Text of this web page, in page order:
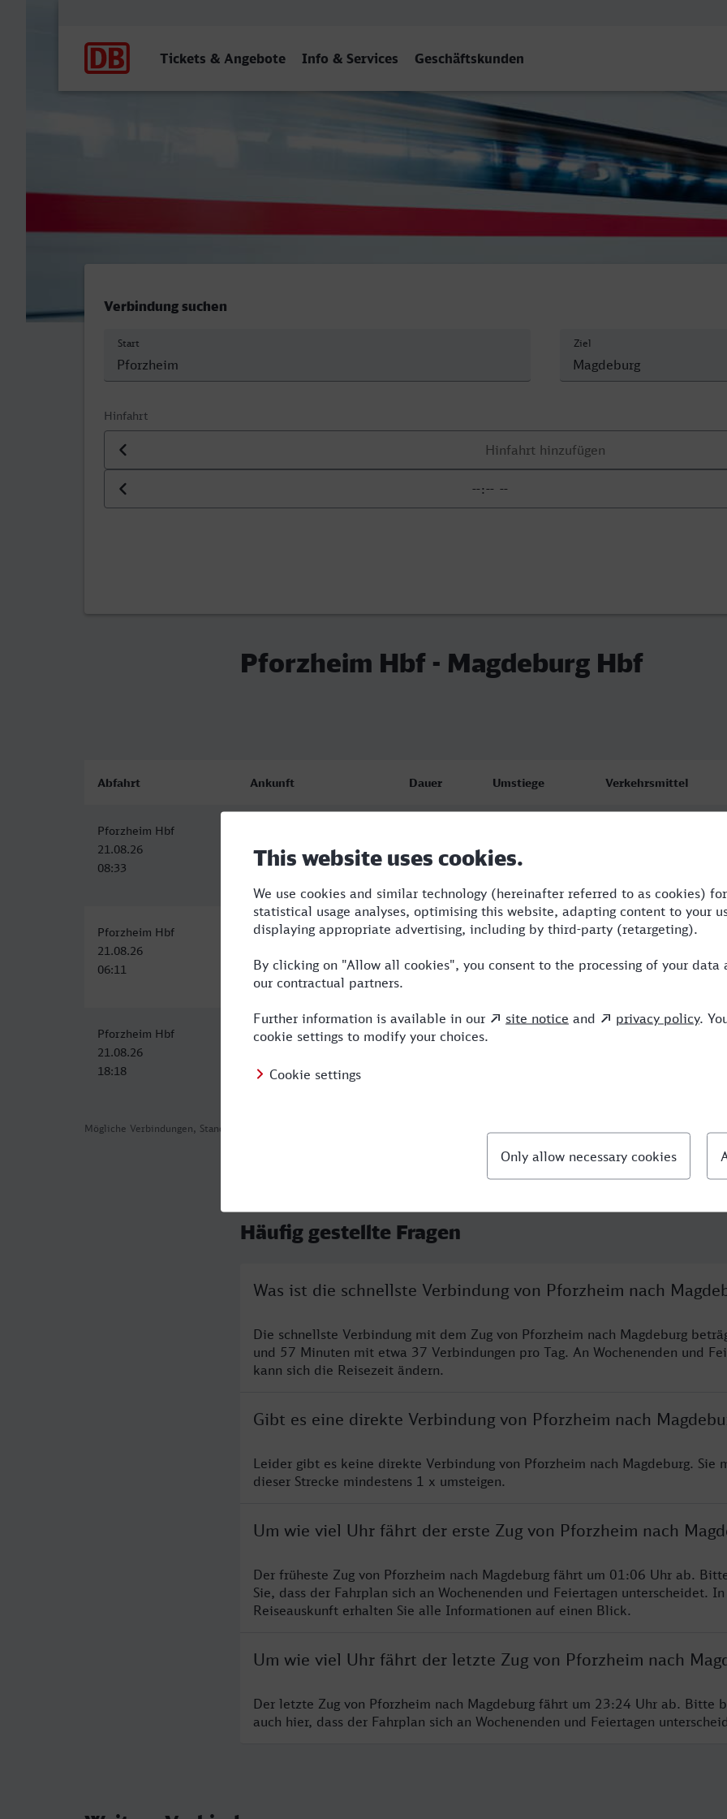
Tickets & Angebote Info & Services Geschäftskunden
Pforzheim Hbf - Magdeburg Hbf
Verbindung suchen
Start Ziel
Hinfahrt
Datum der Hinfahrt
Uhrzeit der Hinfahrt
Pforzheim Hbf - Magdeburg Hbf
Mögliche Verbindungen, Stand: 2026-08-07 03:36
Abfahrt Ankunft Dauer Umstiege Verkehrsmittel
Pforzheim Hbf
21.08.26
08:33
21.08.26
14:30
Pforzheim Hbf
21.08.26
06:11
Magdeburg Hbf
13:15
7:04 2 RE,ICE
Pforzheim Hbf
21.08.26
18:18
Magdeburg Hbf
00:42
6:24
Häufig gestellte Fragen
Was ist die schnellste Verbindung von Pforzheim nach
Die schnellste Verbindung mit dem Zug von Pforzheim nach Magdeburg
und 57 Minuten mit etwa 37 Verbindungen pro Tag. An Wochenenden und
kann sich die Reisezeit ändern.
Gibt es eine direkte Verbindung von Pforzheim nach
Leider gibt es keine direkte Verbindung von Pforzheim nach Magdeburg. Sie
dieser Strecke mindestens 1 x umsteigen.
Um wie viel Uhr fährt der erste Zug von Pforzheim nach
Der früheste Zug von Pforzheim nach Magdeburg fährt um 01:06 Uhr ab.
Sie, dass der Fahrplan sich an Wochenenden und Feiertagen unterscheidet.
Reiseauskunft erhalten Sie alle Informationen auf einen Blick.
Um wie viel Uhr fährt der letzte Zug von Pforzheim nach
Der letzte Zug von Pforzheim nach Magdeburg fährt um 23:24 Uhr ab. Bitte
auch hier, dass der Fahrplan sich an Wochenenden und Feiertagen